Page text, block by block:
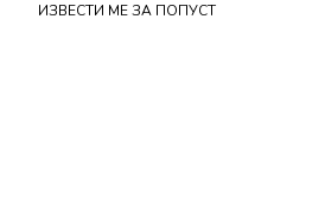
ИЗВЕСТИ МЕ ЗА ПОПУСТ